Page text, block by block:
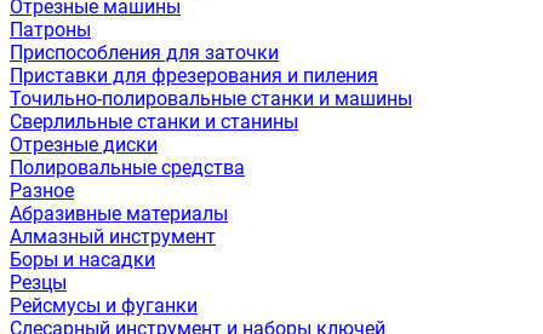
Отрезные машины
Патроны
Приспособления для заточки
Приставки для фрезерования и пиления
Точильно-полировальные станки и машины
Сверлильные станки и станины
Отрезные диски
Полировальные средства
Разное
Абразивные материалы
Алмазный инструмент
Боры и насадки
Резцы
Рейсмусы и фуганки
Слесарный инструмент и наборы ключей